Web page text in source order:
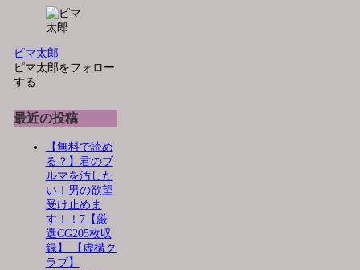
ピマ太郎
ピマ太郎をフォロー
する
最近の投稿
【無料で読め
る？】君のブ
ルマを汚した
い！男の欲望
受け止めま
す！！7【厳
選CG205枚収
録】 【虚構ク
ラブ】